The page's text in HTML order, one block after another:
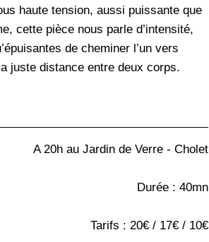
haute tension, aussi puissante que
cette pièce nous parle d’intensité,
de cheminer l’un vers
juste distance entre deux corps.
A 20h au Jardin de Verre - Cholet
Durée : 40mn
Tarifs : 20€ / 17€ / 10€